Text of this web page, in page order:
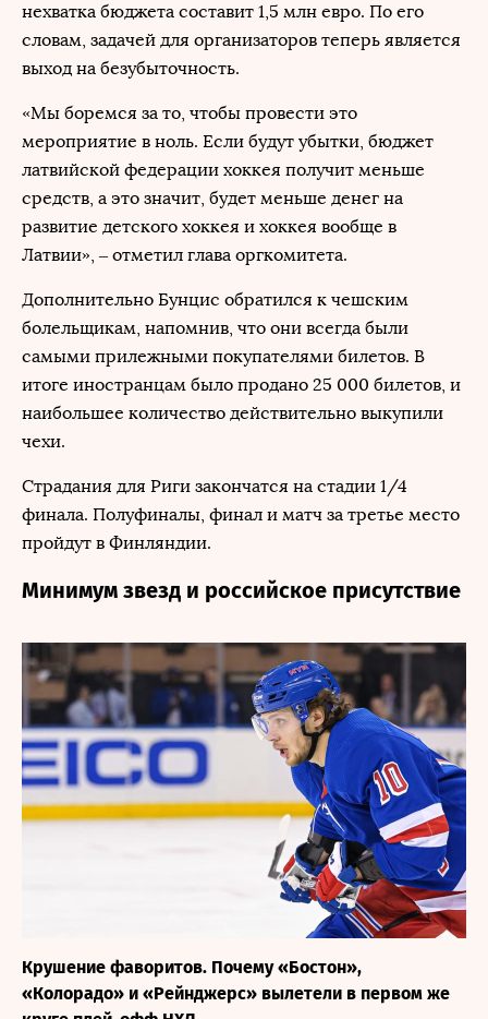
нехватка бюджета составит 1,5 млн евро. По его
словам, задачей для организаторов теперь является
выход на безубыточность.
«Мы боремся за то, чтобы провести это
мероприятие в ноль. Если будут убытки, бюджет
латвийской федерации хоккея получит меньше
средств, а это значит, будет меньше денег на
развитие детского хоккея и хоккея вообще в
Латвии», – отметил глава оргкомитета.
Дополнительно Бунцис обратился к чешским
болельщикам, напомнив, что они всегда были
самыми прилежными покупателями билетов. В
итоге иностранцам было продано 25 000 билетов, и
наибольшее количество действительно выкупили
чехи.
Страдания для Риги закончатся на стадии 1/4
финала. Полуфиналы, финал и матч за третье место
пройдут в Финляндии.
Минимум звезд и российское присутствие
Крушение фаворитов. Почему «Бостон»,
«Колорадо» и «Рейнджерс» вылетели в первом же